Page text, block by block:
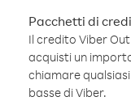
Pacchetti di
Il credito Viber
acquisti un
chiamare
basse di Viber.